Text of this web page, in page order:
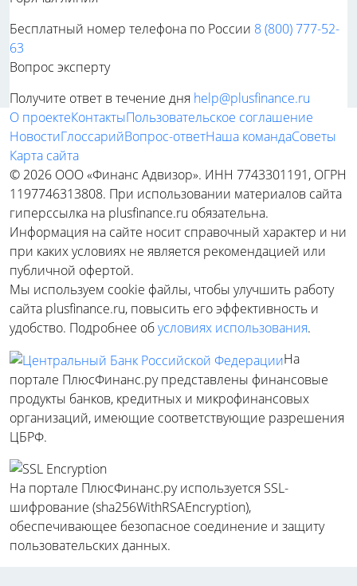
Бесплатный номер телефона по России 8 (800) 777-52-
63
Вопрос эксперту
Получите ответ в течение дня help@plusfinance.ru
О проектеКонтактыПользовательское соглашение
НовостиГлоссарийВопрос-ответНаша командаСоветы
Карта сайта
© 2026 ООО «Финанс Адвизор». ИНН 7743301191, ОГРН
1197746313808. При использовании материалов сайта
гиперссылка на plusfinance.ru обязательна.
Информация на сайте носит справочный характер и ни
при каких условиях не является рекомендацией или
публичной офертой.
Мы используем cookie файлы, чтобы улучшить работу
сайта plusfinance.ru, повысить его эффективность и
удобство. Подробнее обусловиях использования.
На
портале ПлюсФинанс.ру представлены финансовые
продукты банков, кредитных и микрофинансовых
организаций, имеющие соответствующие разрешения
ЦБРФ.
На портале ПлюсФинанс.ру используется SSL-
шифрование (sha256WithRSAEncryption),
обеспечивающее безопасное соединение и защиту
пользовательских данных.